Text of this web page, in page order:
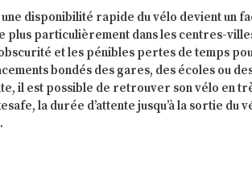
disponibilité rapide du vélo devient un
particulièrement dans les centres-
et les pénibles pertes de temps
bondés des gares, des écoles ou
il est possible de retrouver son vélo en
la durée d’attente jusqu’à la sortie du